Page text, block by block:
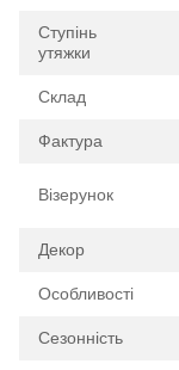
Ступінь
утяжки
Склад
Фактура
Візерунок
Декор
Особливості
Сезонність